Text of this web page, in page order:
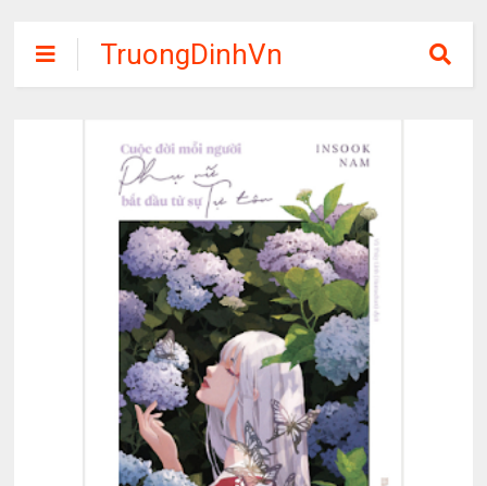
TruongDinhVn
Chia sẽ ebook,
phần mềm học
tập miễn phí